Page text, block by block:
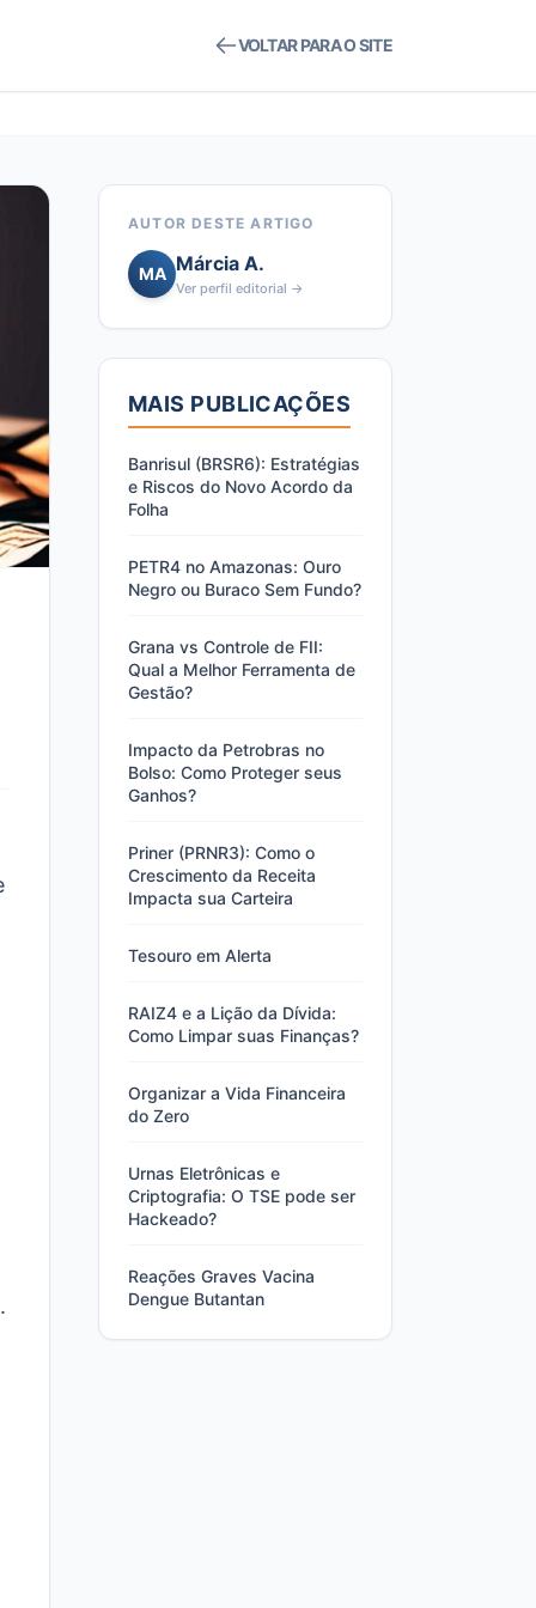
VOLTAR PARA O SITE
.
AUTOR DESTE ARTIGO
MA Márcia A.
Ver perfil editorial →
MAIS PUBLICAÇÕES
Banrisul (BRSR6): Estratégias
e Riscos do Novo Acordo da
Folha
PETR4 no Amazonas: Ouro
Negro ou Buraco Sem Fundo?
Grana vs Controle de FII:
Qual a Melhor Ferramenta de
Gestão?
Impacto da Petrobras no
Bolso: Como Proteger seus
Ganhos?
Priner (PRNR3): Como o
Crescimento da Receita
Impacta sua Carteira
Tesouro em Alerta
RAIZ4 e a Lição da Dívida:
Como Limpar suas Finanças?
Organizar a Vida Financeira
do Zero
Urnas Eletrônicas e
Criptografia: O TSE pode ser
Hackeado?
Reações Graves Vacina
Dengue Butantan